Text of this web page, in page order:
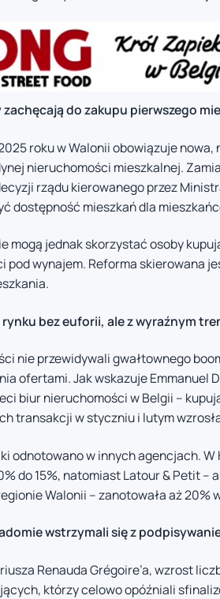
zachęcają do zakupu pierwszego
roku w Walonii obowiązuje
nieruchomości mieszkalnej.
rządu kierowanego przez
dostępność mieszkań dla
mogą jednak skorzystać osoby
pod wynajem. Reforma skierowana
bez euforii, ale z wyraźnym
nie przewidywali gwałtownego
ofertami. Jak wskazuje Emmanuel
biur nieruchomości w Belgii –
transakcji w styczniu i lutym wzrosła
odnotowano w innych agencjach.
do 15%, natomiast Latour & Petit
Walonii – zanotowała aż 20%
wstrzymali się z
Renauda Grégoire’a, wzrost
którzy celowo opóźniali